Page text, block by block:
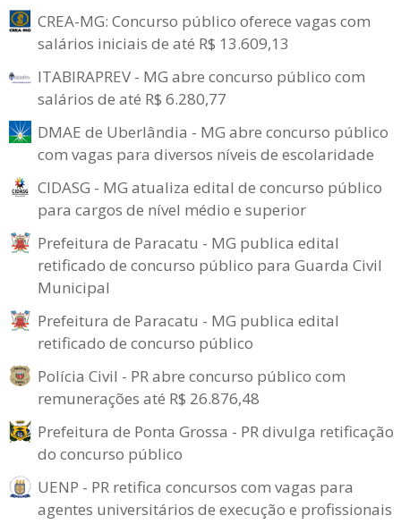
CREA-MG: Concurso público oferece vagas com
salários iniciais de até R$ 13.609,13
ITABIRAPREV - MG abre concurso público com
salários de até R$ 6.280,77
DMAE de Uberlândia - MG abre concurso público
com vagas para diversos níveis de escolaridade
CIDASG - MG atualiza edital de concurso público
para cargos de nível médio e superior
Prefeitura de Paracatu - MG publica edital
retificado de concurso público para Guarda Civil
Municipal
Prefeitura de Paracatu - MG publica edital
retificado de concurso público
Polícia Civil - PR abre concurso público com
remunerações até R$ 26.876,48
Prefeitura de Ponta Grossa - PR divulga retificação
do concurso público
UENP - PR retifica concursos com vagas para
agentes universitários de execução e profissionais